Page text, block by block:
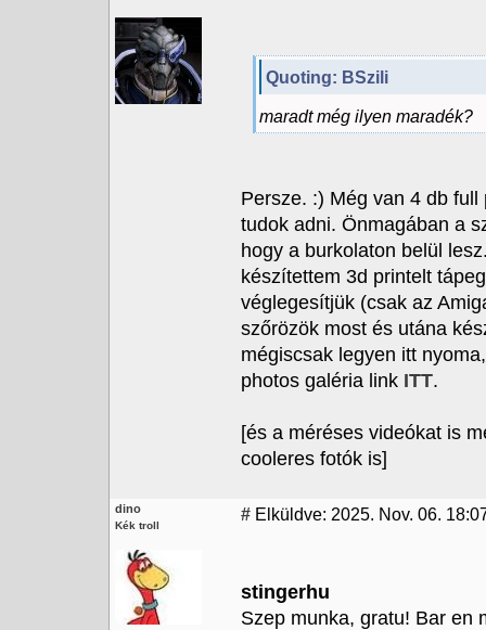
Quoting: BSzili
maradt még ilyen maradék?
Persze. :) Még van 4 db
tudok adni. Önmagában a
hogy a burkolaton belül
készítettem 3d printelt
véglegesítjük (csak az
szőrözök most és utána
mégiscsak legyen itt
photos galéria link ITT.
[és a méréses videókat is
cooleres fotók is]
dino
Kék troll
# Elküldve: 2025. Nov. 06.
stingerhu
Szep munka, gratu! Bar en